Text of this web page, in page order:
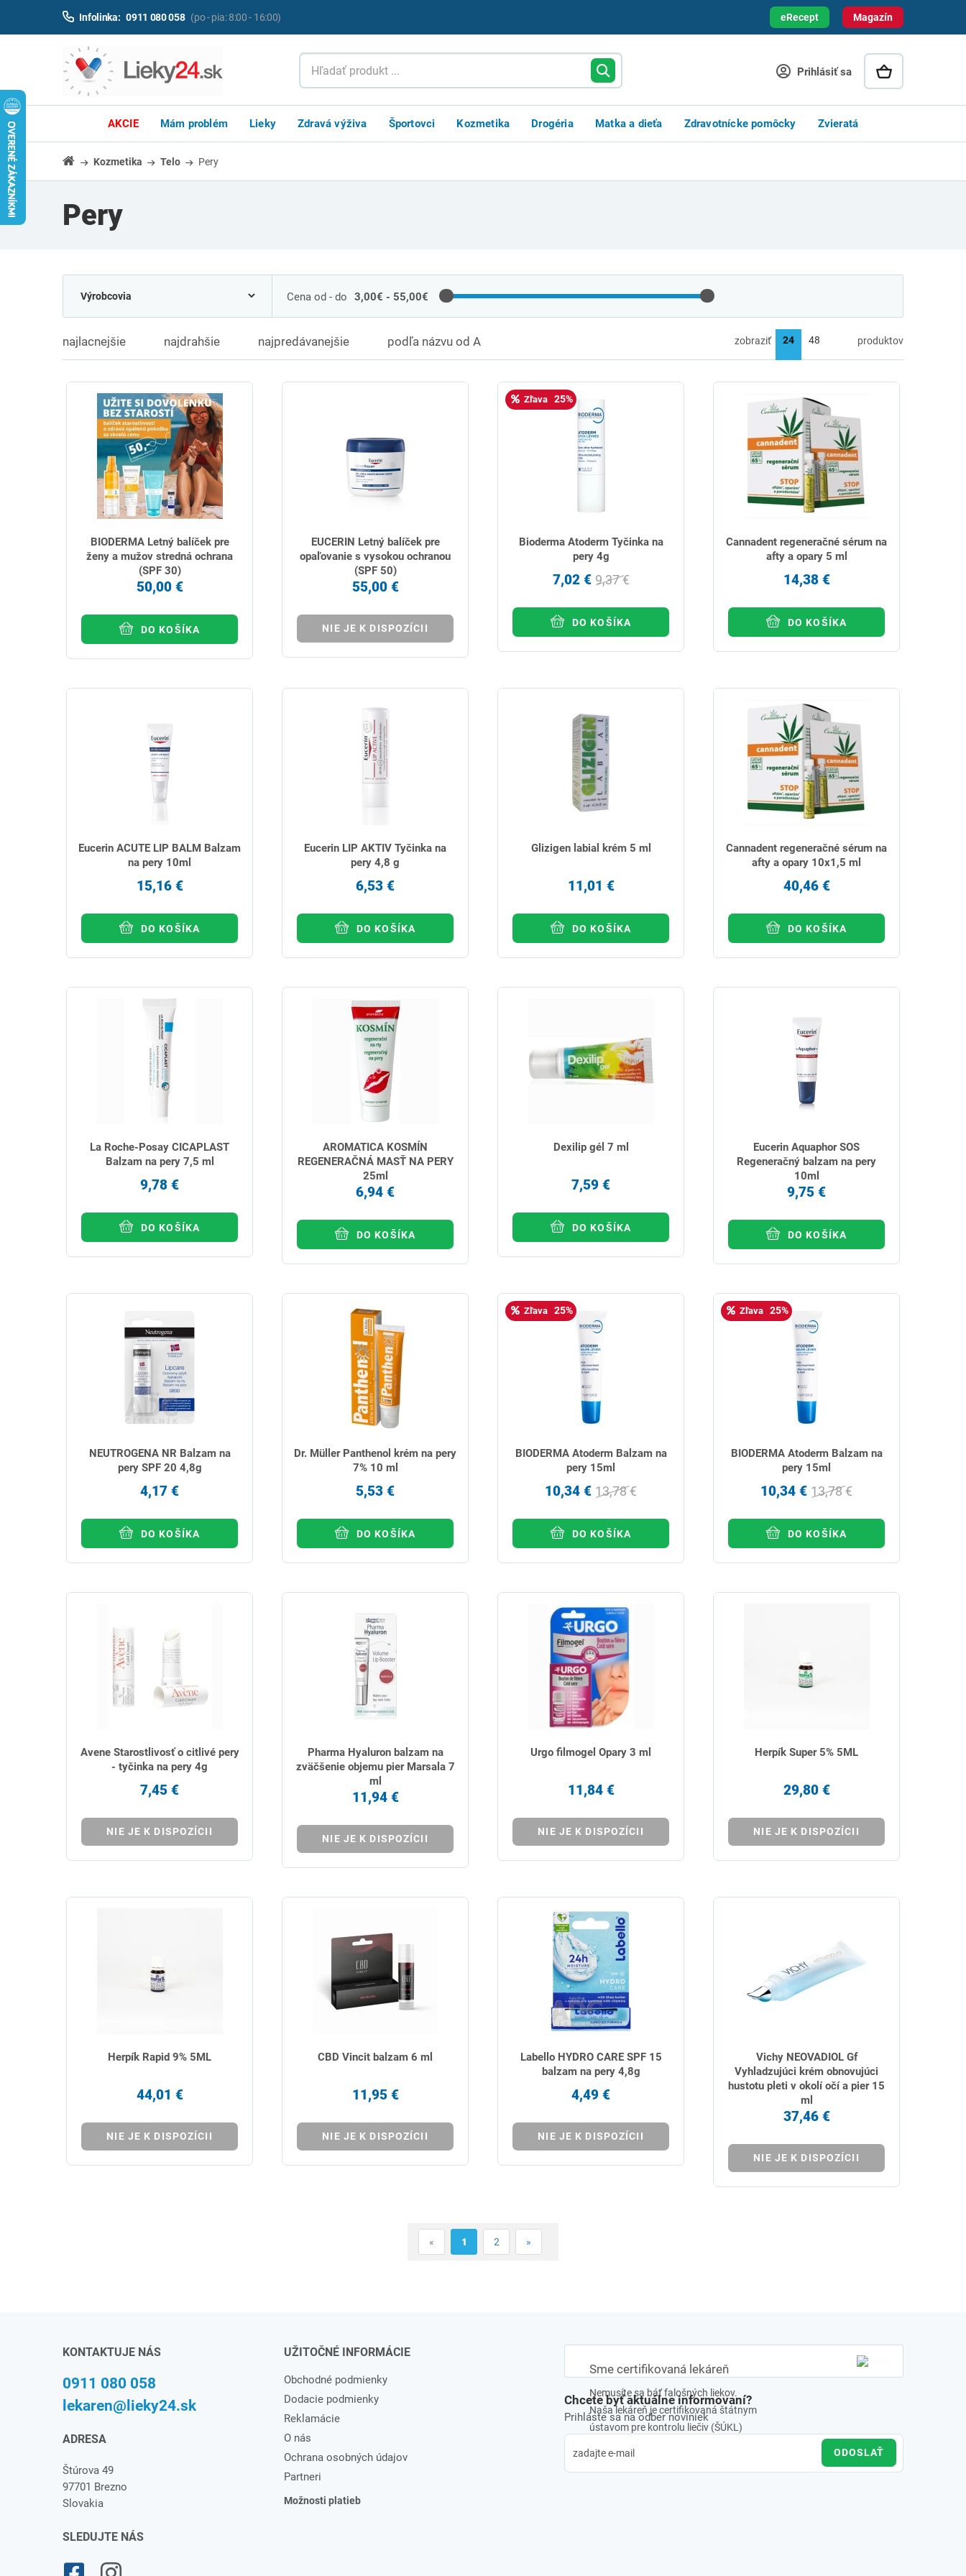
Magazín
Infolinka: 0911 080 058 (po - pia: 8:00 - 16:00) eRecept
Prihlásiť sa
AKCIE Mám problém Lieky Zdravá výživa Športovci Kozmetika Drogéria Matka a dieťa Zdravotnícke pomôcky Zvieratá
Kozmetika Telo Pery
Pery
Cena od - do 3,00€ - 55,00€
najlacnejšie najdrahšie najpredávanejšie podľa názvu od A zobraziť produktov
BIODERMA Letný balíček pre
ženy a mužov stredná ochrana
(SPF 30)
50,00 €
DO KOŠÍKA
EUCERIN Letný balíček pre
opaľovanie s vysokou ochranou
(SPF 50)
55,00 €
NIE JE K DISPOZÍCII
Zľava 25%
Bioderma Atoderm Tyčinka na
pery 4g
7,02 € 9,37 €
DO KOŠÍKA
Cannadent regeneračné sérum na
afty a opary 5 ml
14,38 €
DO KOŠÍKA
Eucerin ACUTE LIP BALM Balzam
na pery 10ml
15,16 €
DO KOŠÍKA
Eucerin LIP AKTIV Tyčinka na
pery 4,8 g
6,53 €
DO KOŠÍKA
Glizigen labial krém 5 ml
11,01 €
DO KOŠÍKA
Cannadent regeneračné sérum na
afty a opary 10x1,5 ml
40,46 €
DO KOŠÍKA
La Roche-Posay CICAPLAST
Balzam na pery 7,5 ml
9,78 €
DO KOŠÍKA
AROMATICA KOSMÍN
REGENERAČNÁ MASŤ NA PERY
25ml
6,94 €
DO KOŠÍKA
Dexilip gél 7 ml
7,59 €
DO KOŠÍKA
Eucerin Aquaphor SOS
Regeneračný balzam na pery
10ml
9,75 €
DO KOŠÍKA
NEUTROGENA NR Balzam na
pery SPF 20 4,8g
4,17 €
DO KOŠÍKA
Dr. Müller Panthenol krém na pery
7% 10 ml
5,53 €
DO KOŠÍKA
Zľava 25%
BIODERMA Atoderm Balzam na
pery 15ml
10,34 € 13,78 €
DO KOŠÍKA
Zľava 25%
BIODERMA Atoderm Balzam na
pery 15ml
10,34 € 13,78 €
DO KOŠÍKA
Avene Starostlivosť o citlivé pery
- tyčinka na pery 4g
7,45 €
NIE JE K DISPOZÍCII
Pharma Hyaluron balzam na
zväčšenie objemu pier Marsala 7
ml
11,94 €
NIE JE K DISPOZÍCII
Urgo filmogel Opary 3 ml
11,84 €
NIE JE K DISPOZÍCII
Herpík Super 5% 5ML
29,80 €
NIE JE K DISPOZÍCII
Herpík Rapid 9% 5ML
44,01 €
NIE JE K DISPOZÍCII
CBD Vincit balzam 6 ml
11,95 €
NIE JE K DISPOZÍCII
Labello HYDRO CARE SPF 15
balzam na pery 4,8g
4,49 €
NIE JE K DISPOZÍCII
Vichy NEOVADIOL Gf
Vyhladzujúci krém obnovujúci
hustotu pleti v okolí očí a pier 15
ml
37,46 €
NIE JE K DISPOZÍCII
« 1 2 »
Sme certifikovaná lekáreň
Nemusíte sa báť falošných liekov.
Naša lekáreň je certifikovaná štátnym
ústavom pre kontrolu liečiv (ŠÚKL)
KONTAKTUJE NÁS
0911 080 058
lekaren@lieky24.sk
ADRESA
Štúrova 49
97701 Brezno
Slovakia
SLEDUJTE NÁS
UŽITOČNÉ INFORMÁCIE
Obchodné podmienky
Dodacie podmienky
Reklamácie
O nás
Ochrana osobných údajov
Partneri
Možnosti platieb
Chcete byť aktuálne informovaní?
Prihláste sa na odber noviniek
ODOSLAŤ